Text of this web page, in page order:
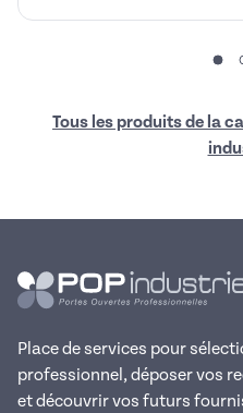
Tous les produits de la
Place de services pour
professionnel, déposer vos
et découvrir vos futurs